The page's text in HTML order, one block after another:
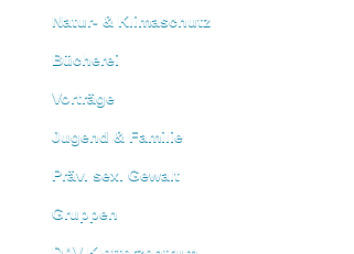
Natur- & Klimaschutz
Bücherei
Vorträge
Jugend & Familie
Präv. sex. Gewalt
Gruppen